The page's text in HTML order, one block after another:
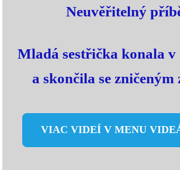
Neuvěřitelný
Mladá sestřička konala
a skončila se
VIAC VIDEÍ V MENU